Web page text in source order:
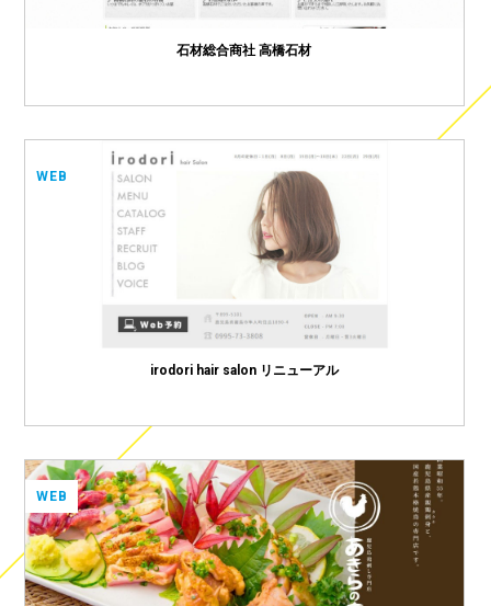
石材総合商社 高橋石材
irodori hair salon リニューアル
WEB
WEB